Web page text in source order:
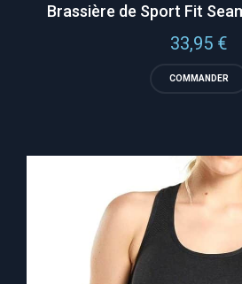
Brassière de Sport Fit
33,95 €
COMMANDER